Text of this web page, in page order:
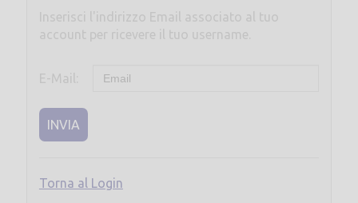
Inserisci l'indirizzo Email associato al tuo
account per ricevere il tuo username.
E-Mail:
INVIA
Torna al Login